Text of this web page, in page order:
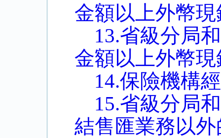
金額以上外幣
13.省級分局
金額以上外幣
14.保險機構
15.省級分局
結售匯業務以